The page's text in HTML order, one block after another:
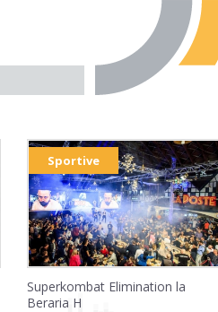
Sportive
Superkombat Elimination la
Beraria H